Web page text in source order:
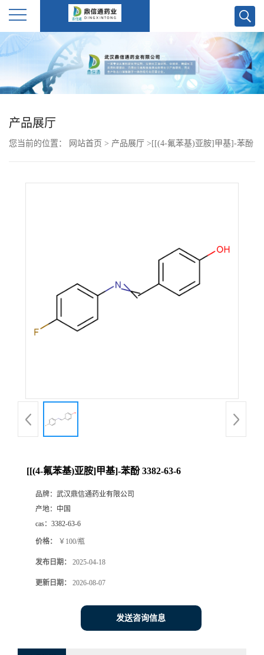
公
产
产品展厅
您当前的位置： 网站首页 > 产品展厅 > [[(4-氟苯基)亚胺]甲基]-苯酚
[[(4-氟苯基)亚胺]甲基]-苯酚 3382-63-6
品牌： 武汉鼎信通药业有限公司
产地： 中国
cas： 3382-63-6
价格： ￥100/瓶
发布日期： 2025-04-18
更新日期： 2026-08-07
发送咨询信息